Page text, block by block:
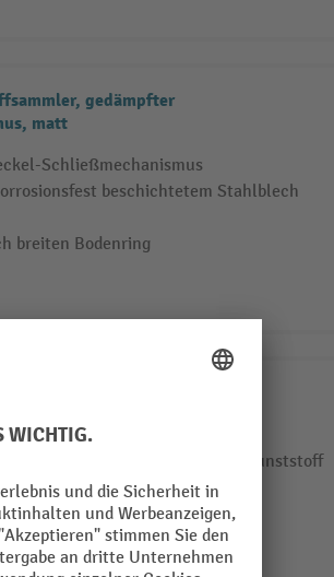
gedämpfter
matt
Schließmechanismus
beschichtetem Stahlblech
breiten Bodenring
aus hochfestem schwarzem Kunststoff
Stahlblech